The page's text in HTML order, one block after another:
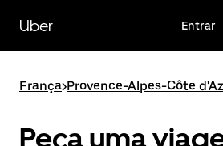
para
conteúdo
Uber Entrar
França>Provence-Alpes-Côte
Peça uma